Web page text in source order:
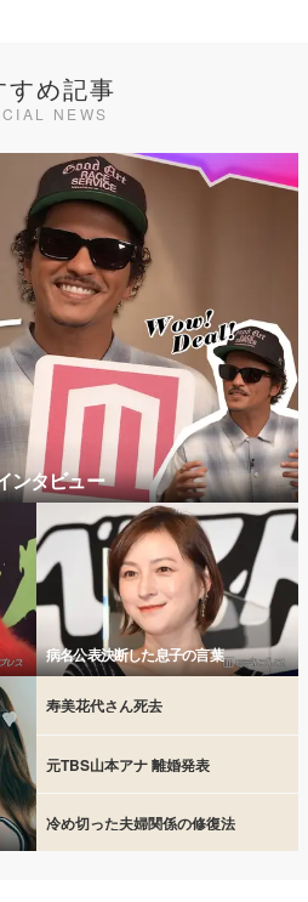
すめ記事
NEWS
ンタビュー
病名公表決断した息子の言葉
寿美花代さん死去
元TBS山本アナ 離婚発表
冷め切った夫婦関係の修復法